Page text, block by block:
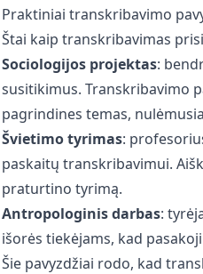
Praktiniai transkribavimo
Štai kaip transkribavimas
Sociologijos projektas:
susitikimus. Transkribavimo
pagrindines temas,
Švietimo tyrimas:
paskaitų transkribavimui.
praturtino tyrimą.
Antropologinis darbas:
išorės tiekėjams, kad
Šie pavyzdžiai rodo, kad